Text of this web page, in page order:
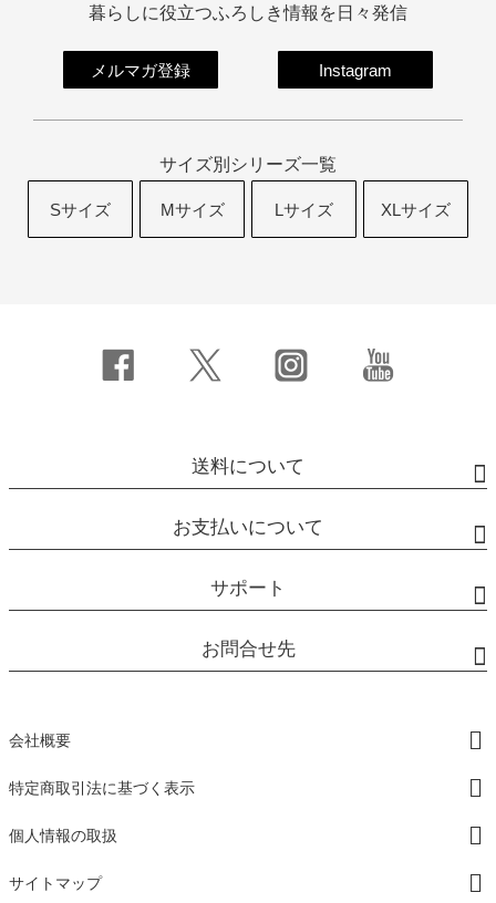
暮らしに役立つふろしき情報を日々発信
メルマガ登録 Instagram
サイズ別シリーズ一覧
Sサイズ Mサイズ Lサイズ XLサイズ
送料について
お支払いについて
サポート
お問合せ先
会社概要
特定商取引法に基づく表示
個人情報の取扱
サイトマップ